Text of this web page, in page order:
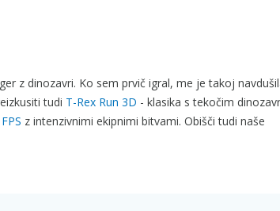
z dinozavri. Ko sem prvič igral, me je takoj
tudi T-Rex Run 3D - klasika s tekočim
z intenzivnimi ekipnimi bitvami. Obišči tudi naše